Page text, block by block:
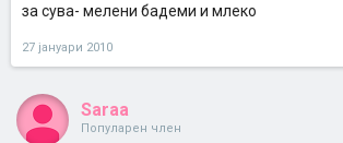
за сува- мелени бадеми и млеко
27 јануари 2010
Saraa
Популарен член